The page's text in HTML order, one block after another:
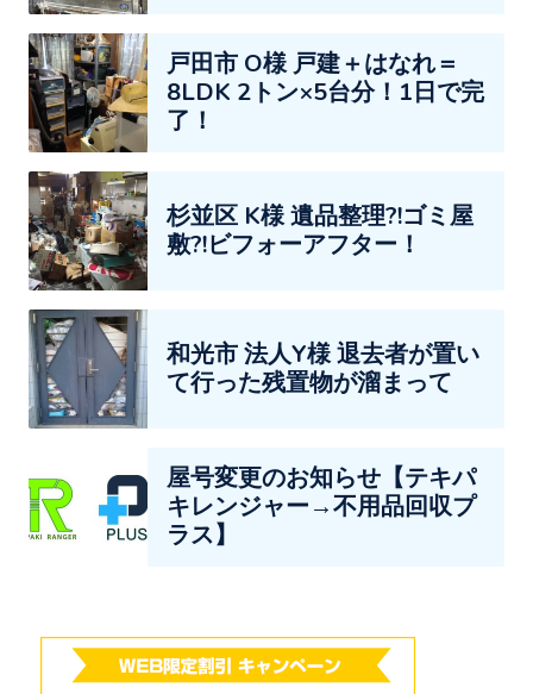
戸田市 O様 戸建＋はなれ＝
8LDK 2トン×5台分！1日で完
了！
杉並区 K様 遺品整理?!ゴミ屋
敷?!ビフォーアフター！
和光市 法人Y様 退去者が置い
て行った残置物が溜まって
屋号変更のお知らせ【テキパ
キレンジャー→不用品回収プ
ラス】